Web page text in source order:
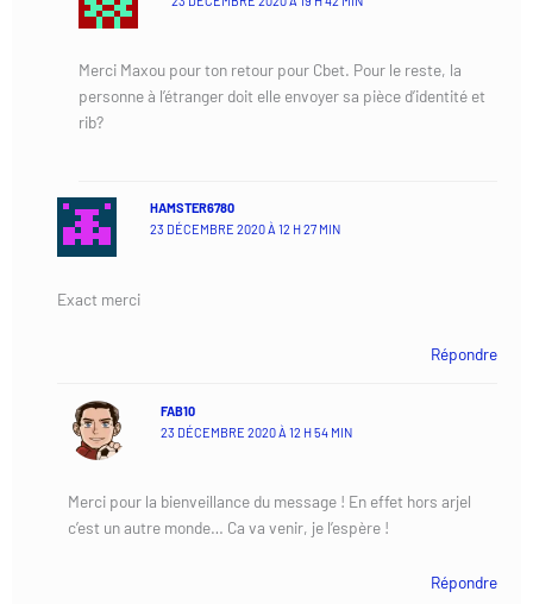
Merci Maxou pour ton retour pour Cbet. Pour le reste, la
personne à l’étranger doit elle envoyer sa pièce d’identité et
rib?
HAMSTER6780
23 DÉCEMBRE 2020 À 12 H 27 MIN
Exact merci
Répondre
FAB10
23 DÉCEMBRE 2020 À 12 H 54 MIN
Merci pour la bienveillance du message ! En effet hors arjel
c’est un autre monde… Ca va venir, je l’espère !
Répondre